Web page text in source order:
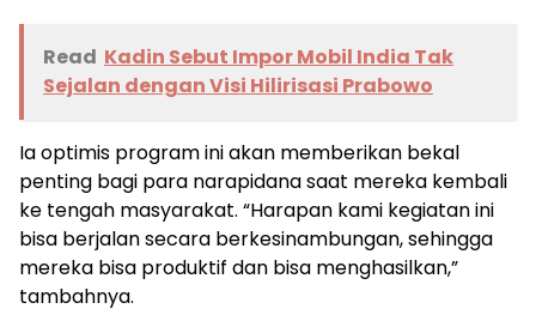
Read Kadin Sebut Impor Mobil India Tak
Sejalan dengan Visi Hilirisasi Prabowo
Ia optimis program ini akan memberikan bekal
penting bagi para narapidana saat mereka kembali
ke tengah masyarakat. “Harapan kami kegiatan ini
bisa berjalan secara berkesinambungan, sehingga
mereka bisa produktif dan bisa menghasilkan,”
tambahnya.